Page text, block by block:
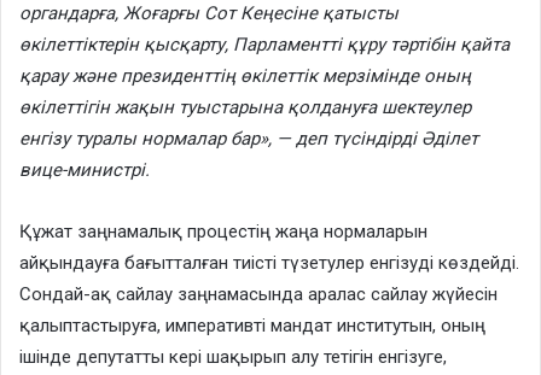
органдарға, Жоғарғы Сот Кеңесіне қатысты
өкілеттіктерін қысқарту, Парламентті құру тәртібін қайта
қарау және президенттің өкілеттік мерзімінде оның
өкілеттігін жақын туыстарына қолдануға шектеулер
енгізу туралы нормалар бар», — деп түсіндірді Әділет
вице-министрі.
Құжат заңнамалық процестің жаңа нормаларын
айқындауға бағытталған тиісті түзетулер енгізуді көздейді.
Сондай-ақ сайлау заңнамасында аралас сайлау жүйесін
қалыптастыруға, императивті мандат институтын, оның
ішінде депутатты кері шақырып алу тетігін енгізуге,